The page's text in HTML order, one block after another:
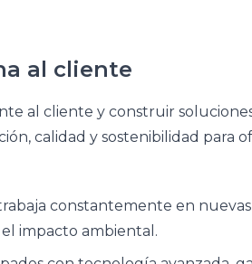
al cliente
al cliente y construir
calidad y sostenibilidad para
constantemente en
impacto ambiental.